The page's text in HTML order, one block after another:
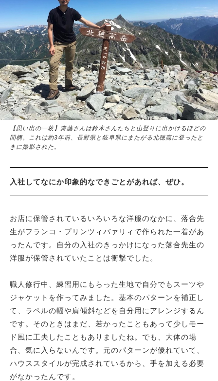
【思い出の一枚】齋藤さんは鈴木さんたちと山登りに出かけるほどの
間柄。これは約3年前、長野県と岐阜県にまたがる北穂高に登ったと
きに撮影された。
入社してなにか印象的なできごとがあれば、ぜひ。
お店に保管されているいろいろな洋服のなかに、落合先
生がフランコ・プリンツィバァリィで作られた一着があ
ったんです。自分の入社のきっかけになった落合先生の
洋服が保管されていたことは衝撃でした。
職人修行中、練習用にもらった生地で自分でもスーツや
ジャケットを作ってみました。基本のパターンを補正し
て、ラペルの幅や肩傾斜などを自分用にアレンジするん
です。そのときはまだ、若かったこともあって少しモー
ド風に工夫したこともありましたね。でも、大体の場
合、気に入らないんです。元のパターンが優れていて、
ハウススタイルが完成されているから、手を加える必要
がなかったんです。